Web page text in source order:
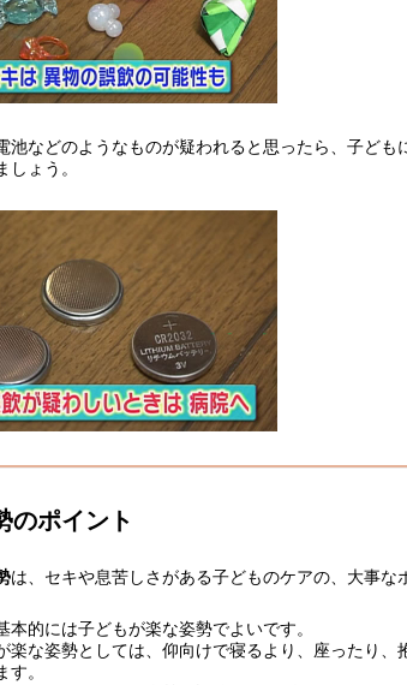
池などのようなものが疑われると思ったら、子ども
しょう。
のポイント
は、セキや息苦しさがある子どものケアの、大事な
本的には子どもが楽な姿勢でよいです。
楽な姿勢としては、仰向けで寝るより、座ったり、
す。